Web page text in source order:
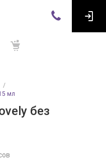
/
мл
без